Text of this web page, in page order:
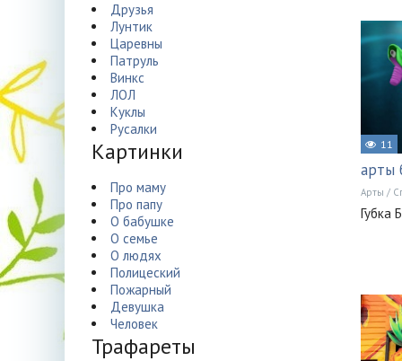
11
арты
Арты /
Губка
Друзья
Лунтик
Царевны
Патруль
Винкс
ЛОЛ
Куклы
Русалки
Картинки
Про маму
Про папу
О бабушке
О семье
О людях
Полицеский
Пожарный
Девушка
Человек
Трафареты